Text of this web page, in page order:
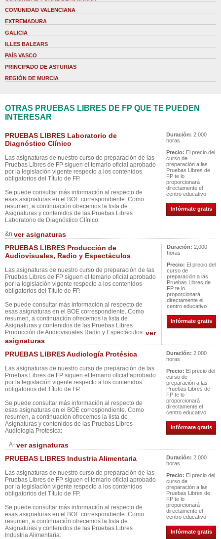
COMUNIDAD VALENCIANA
EXTREMADURA
GALICIA
ILLES BALEARS
PAÍS VASCO
PRINCIPADO DE ASTURIAS
REGIÓN DE MURCIA
OTRAS PRUEBAS LIBRES DE FP QUE TE PUEDEN
INTERESAR
PRUEBAS LIBRES Laboratorio de
Diagnóstico Clínico
Las asignaturas de nuestro curso de preparación de las
Pruebas Libres de FP siguen el temario oficial aprobado
por la legislación vigente respecto a los contenidos
obligatorios del Título de FP.
Se puede consultar más información al respecto de
esas asignaturas en el BOE correspondiente. Como
resumen, a continuación ofrecemos la lista de
Asignaturas y contenidos de las Pruebas Libres
Laboratorio de Diagnóstico Clínico:
&n ver asignaturas
Duración: 2,000
horas
Precio: El precio del
curso de
preparación a las
Pruebas Libres de
FP te lo
proporcionará
directamente el
centro educativo
Infórmate gratis
PRUEBAS LIBRES Producción de
Audiovisuales, Radio y Espectáculos
Las asignaturas de nuestro curso de preparación de las
Pruebas Libres de FP siguen el temario oficial aprobado
por la legislación vigente respecto a los contenidos
obligatorios del Título de FP.
Se puede consultar más información al respecto de
esas asignaturas en el BOE correspondiente. Como
resumen, a continuación ofrecemos la lista de
Asignaturas y contenidos de las Pruebas Libres
Producción de Audiovisuales Radio y Espectáculos: ver
asignaturas
Duración: 2,000
horas
Precio: El precio del
curso de
preparación a las
Pruebas Libres de
FP te lo
proporcionará
directamente el
centro educativo
Infórmate gratis
PRUEBAS LIBRES Audiología Protésica
Las asignaturas de nuestro curso de preparación de las
Pruebas Libres de FP siguen el temario oficial aprobado
por la legislación vigente respecto a los contenidos
obligatorios del Título de FP.
Se puede consultar más información al respecto de
esas asignaturas en el BOE correspondiente. Como
resumen, a continuación ofrecemos la lista de
Asignaturas y contenidos de las Pruebas Libres
Audiología Protésica:
A- ver asignaturas
Duración: 2,000
horas
Precio: El precio del
curso de
preparación a las
Pruebas Libres de
FP te lo
proporcionará
directamente el
centro educativo
Infórmate gratis
PRUEBAS LIBRES Industria Alimentaria
Las asignaturas de nuestro curso de preparación de las
Pruebas Libres de FP siguen el temario oficial aprobado
por la legislación vigente respecto a los contenidos
obligatorios del Título de FP.
Se puede consultar más información al respecto de
esas asignaturas en el BOE correspondiente. Como
resumen, a continuación ofrecemos la lista de
Asignaturas y contenidos de las Pruebas Libres
Industria Alimentaria:
Duración: 2,000
horas
Precio: El precio del
curso de
preparación a las
Pruebas Libres de
FP te lo
proporcionará
directamente el
centro educativo
Infórmate gratis